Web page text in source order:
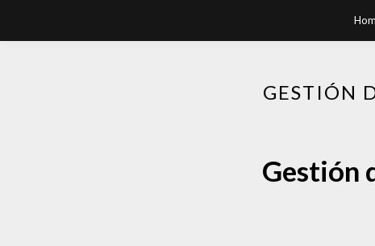
GESTIÓN
Gestión